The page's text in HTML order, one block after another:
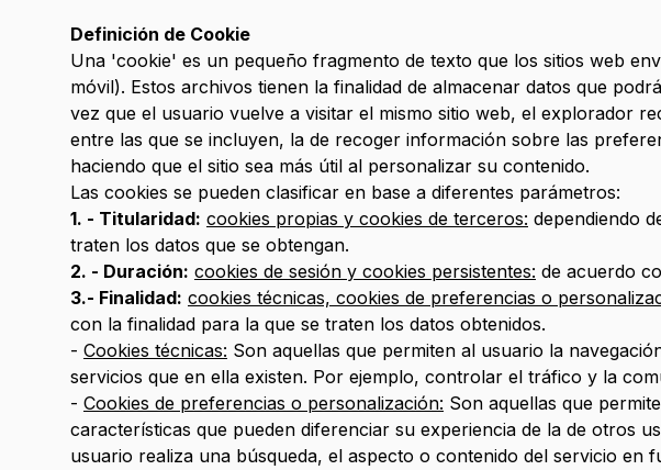
Definición de Cookie
Una 'cookie' es un pequeño fragmento de texto que los sitios web
móvil). Estos archivos tienen la finalidad de almacenar datos que
vez que el usuario vuelve a visitar el mismo sitio web, el explorador
entre las que se incluyen, la de recoger información sobre las
haciendo que el sitio sea más útil al personalizar su contenido.
Las cookies se pueden clasificar en base a diferentes parámetros:
1. - Titularidad: cookies propias y cookies de terceros: dependiendo
traten los datos que se obtengan.
2. - Duración: cookies de sesión y cookies persistentes: de acuerdo
3.- Finalidad: cookies técnicas, cookies de preferencias o
con la finalidad para la que se traten los datos obtenidos.
- Cookies técnicas: Son aquellas que permiten al usuario la
servicios que en ella existen. Por ejemplo, controlar el tráfico y la
- Cookies de preferencias o personalización: Son aquellas que
características que pueden diferenciar su experiencia de la de otros
usuario realiza una búsqueda, el aspecto o contenido del servicio